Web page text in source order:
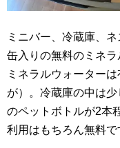
ミニバー、冷蔵庫、
缶入りの無料のミネ
ミネラルウォーター
が）。冷蔵庫の中は
のペットボトルが2本
利用はもちろん無料で